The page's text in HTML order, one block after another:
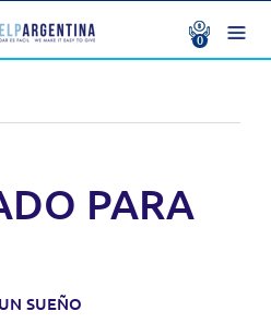
U$S 0.00
0
PARA
SUEÑO